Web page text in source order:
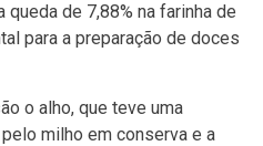
de 7,88% na farinha de
para a preparação de doces
o alho, que teve uma
milho em conserva e a